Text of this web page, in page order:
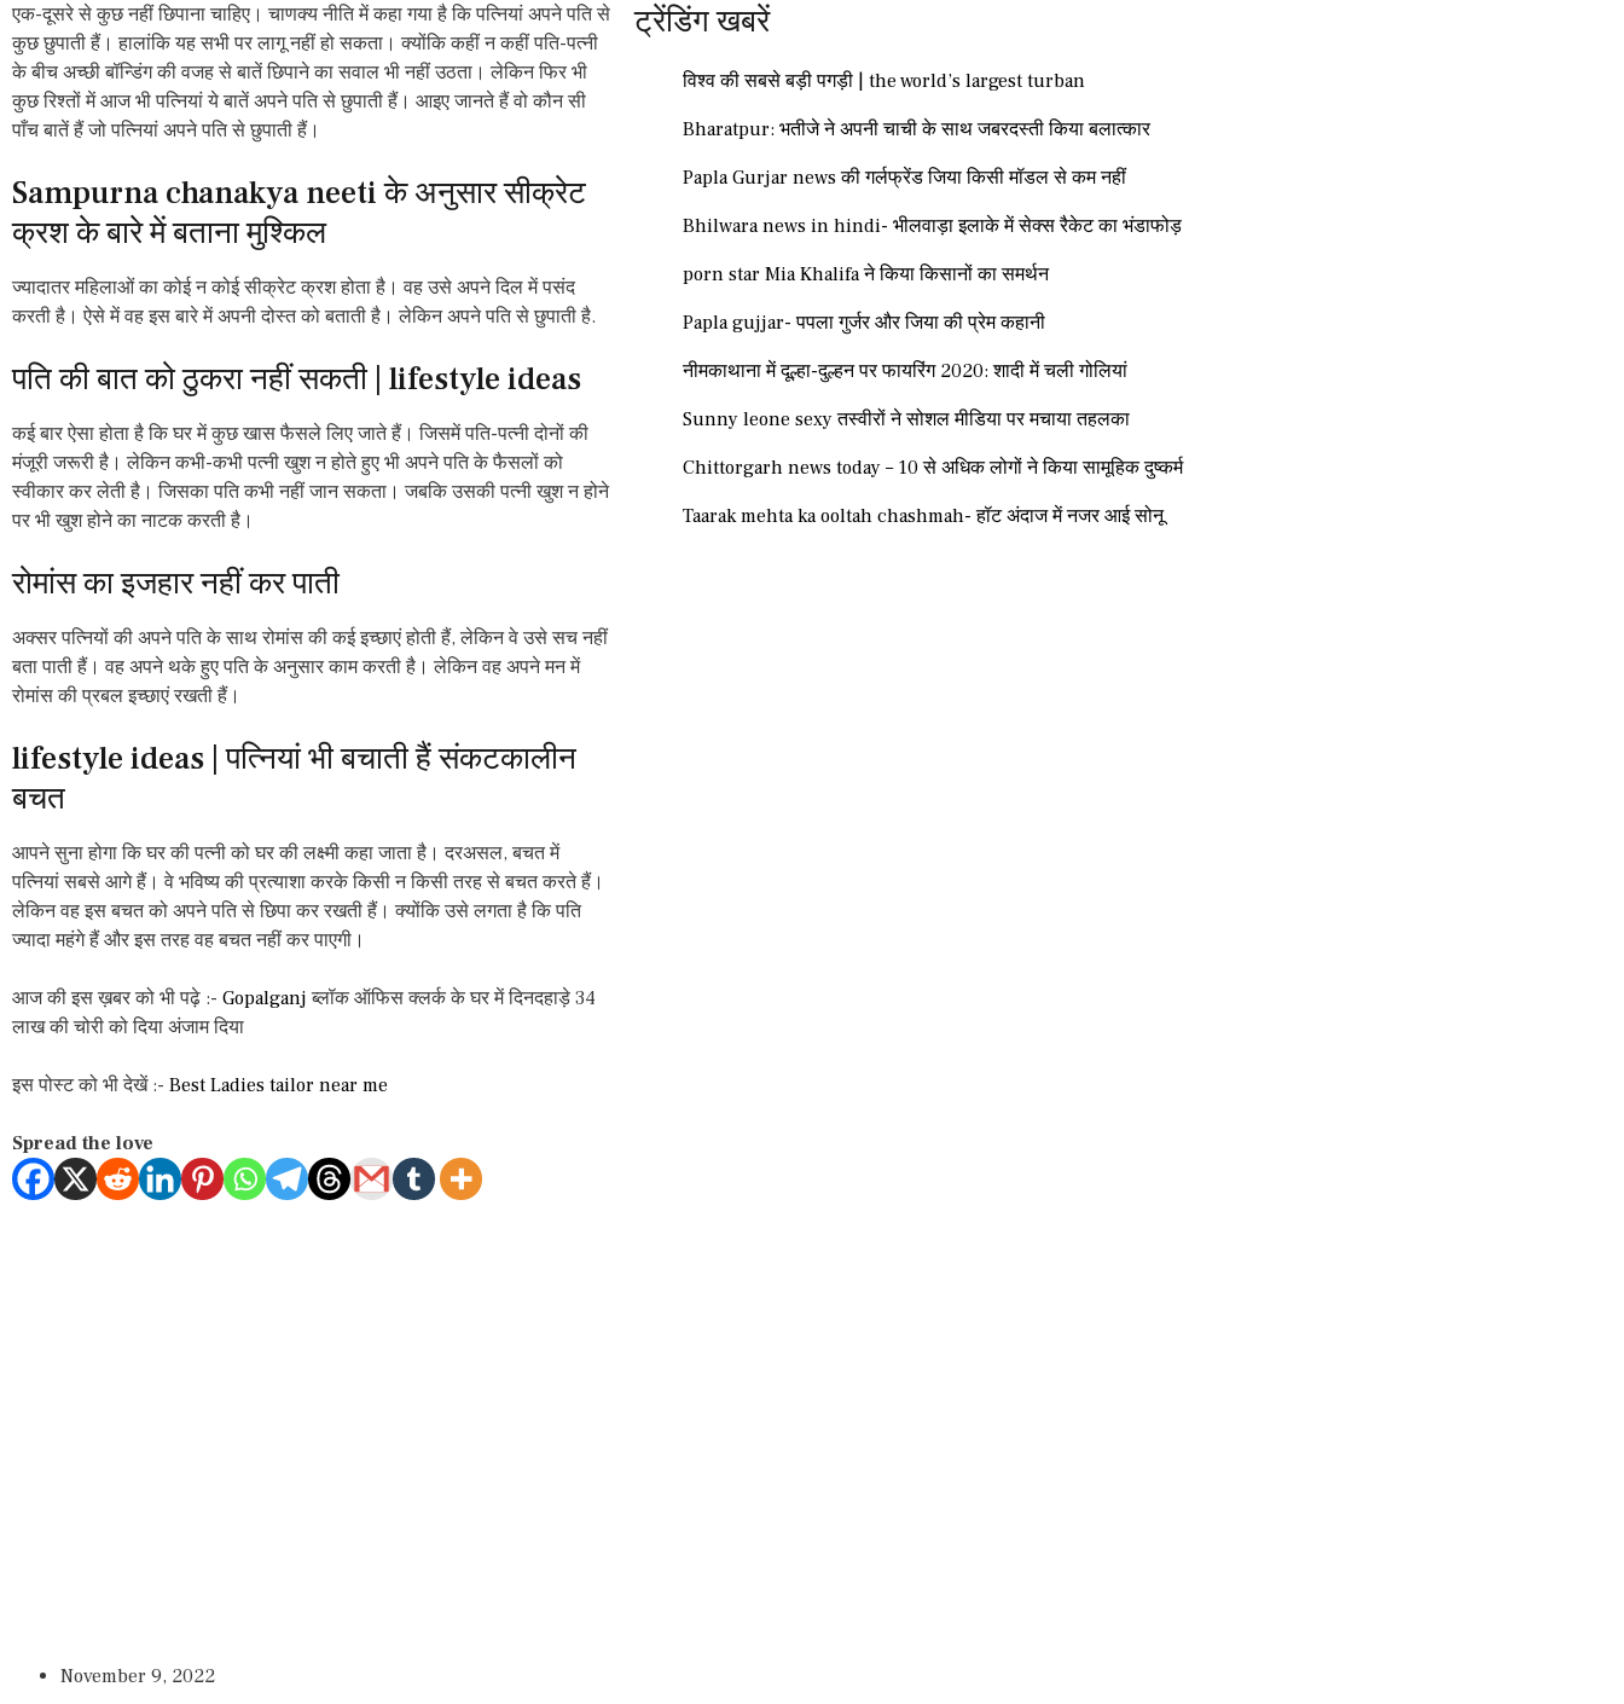
एक-दूसरे से कुछ नहीं छिपाना चाहिए। चाणक्य नीति में कहा गया है कि पत्नियां अपने पति से
कुछ छुपाती हैं। हालांकि यह सभी पर लागू नहीं हो सकता। क्योंकि कहीं न कहीं पति-पत्नी
के बीच अच्छी बॉन्डिंग की वजह से बातें छिपाने का सवाल भी नहीं उठता। लेकिन फिर भी
कुछ रिश्तों में आज भी पत्नियां ये बातें अपने पति से छुपाती हैं। आइए जानते हैं वो कौन सी
पाँच बातें हैं जो पत्नियां अपने पति से छुपाती हैं।
Sampurna chanakya neeti के अनुसार सीक्रेट
क्रश के बारे में बताना मुश्किल
ज्यादातर महिलाओं का कोई न कोई सीक्रेट क्रश होता है। वह उसे अपने दिल में पसंद
करती है। ऐसे में वह इस बारे में अपनी दोस्त को बताती है। लेकिन अपने पति से छुपाती है.
पति की बात को ठुकरा नहीं सकती | lifestyle ideas
कई बार ऐसा होता है कि घर में कुछ खास फैसले लिए जाते हैं। जिसमें पति-पत्नी दोनों की
मंजूरी जरूरी है। लेकिन कभी-कभी पत्नी खुश न होते हुए भी अपने पति के फैसलों को
स्वीकार कर लेती है। जिसका पति कभी नहीं जान सकता। जबकि उसकी पत्नी खुश न होने
पर भी खुश होने का नाटक करती है।
रोमांस का इजहार नहीं कर पाती
अक्सर पत्नियों की अपने पति के साथ रोमांस की कई इच्छाएं होती हैं, लेकिन वे उसे सच नहीं
बता पाती हैं। वह अपने थके हुए पति के अनुसार काम करती है। लेकिन वह अपने मन में
रोमांस की प्रबल इच्छाएं रखती हैं।
lifestyle ideas | पत्नियां भी बचाती हैं संकटकालीन
बचत
आपने सुना होगा कि घर की पत्नी को घर की लक्ष्मी कहा जाता है। दरअसल, बचत में
पत्नियां सबसे आगे हैं। वे भविष्य की प्रत्याशा करके किसी न किसी तरह से बचत करते हैं।
लेकिन वह इस बचत को अपने पति से छिपा कर रखती हैं। क्योंकि उसे लगता है कि पति
ज्यादा महंगे हैं और इस तरह वह बचत नहीं कर पाएगी।
आज की इस ख़बर को भी पढ़े :- Gopalganj ब्लॉक ऑफिस क्लर्क के घर में दिनदहाड़े 34
लाख की चोरी को दिया अंजाम दिया
इस पोस्ट को भी देखें :- Best Ladies tailor near me
Spread the love
November 9, 2022
ट्रेंडिंग खबरें
विश्व की सबसे बड़ी पगड़ी | the world’s largest turban
Bharatpur: भतीजे ने अपनी चाची के साथ जबरदस्ती किया बलात्कार
Papla Gurjar news की गर्लफ्रेंड जिया किसी मॉडल से कम नहीं
Bhilwara news in hindi- भीलवाड़ा इलाके में सेक्स रैकेट का भंडाफोड़
porn star Mia Khalifa ने किया किसानों का समर्थन
Papla gujjar- पपला गुर्जर और जिया की प्रेम कहानी
नीमकाथाना में दूल्हा-दुल्हन पर फायरिंग 2020: शादी में चली गोलियां
Sunny leone sexy तस्वीरों ने सोशल मीडिया पर मचाया तहलका
Chittorgarh news today – 10 से अधिक लोगों ने किया सामूहिक दुष्कर्म
Taarak mehta ka ooltah chashmah- हॉट अंदाज में नजर आई सोनू